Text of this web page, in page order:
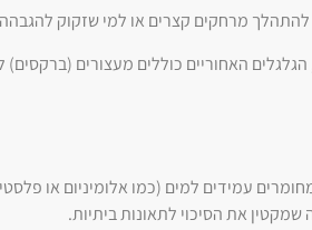
מרחקים קצרים או למי שזקוק
האחוריים כוללים מעצורים
עמידים למים (כמו אלומיניום או
את הסיכוי לתאונות ביתיות.